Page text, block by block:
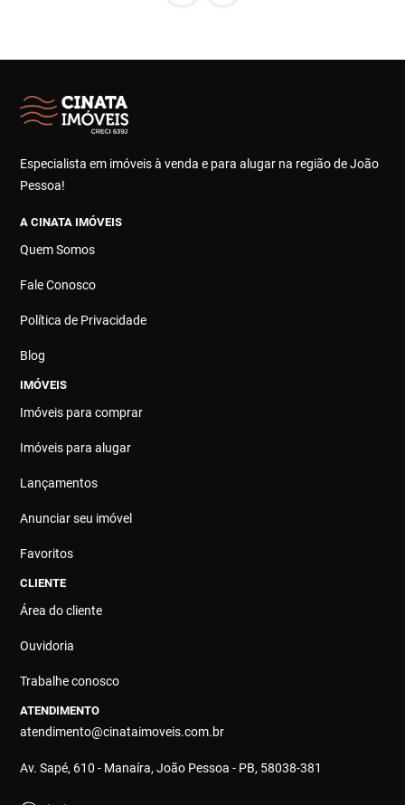
Especialista em imóveis à venda e para alugar na região de João
Pessoa!
A CINATA IMÓVEIS
Quem Somos
Fale Conosco
Política de Privacidade
Blog
IMÓVEIS
Imóveis para comprar
Imóveis para alugar
Lançamentos
Anunciar seu imóvel
Favoritos
CLIENTE
Área do cliente
Ouvidoria
Trabalhe conosco
ATENDIMENTO
atendimento@cinataimoveis.com.br
Av. Sapé, 610 - Manaíra, João Pessoa - PB, 58038-381